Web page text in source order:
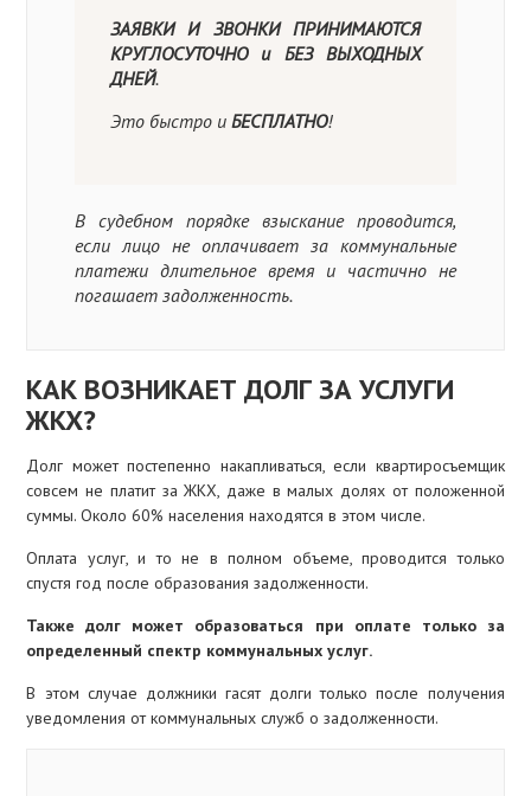
ЗАЯВКИ И ЗВОНКИ ПРИНИМАЮТСЯ
КРУГЛОСУТОЧНО и БЕЗ ВЫХОДНЫХ
ДНЕЙ.
Это быстро иБЕСПЛАТНО!
В судебном порядке взыскание проводится,
если лицо не оплачивает за коммунальные
платежи длительное время и частично не
погашает задолженность.
КАК ВОЗНИКАЕТ ДОЛГ ЗА УСЛУГИ
ЖКХ?
Долг может постепенно накапливаться, если квартиросъемщик
совсем не платит за ЖКХ, даже в малых долях от положенной
суммы. Около 60% населения находятся в этом числе.
Оплата услуг, и то не в полном объеме, проводится только
спустя год после образования задолженности.
Также долг может образоваться при оплате только за
определенный спектр коммунальных услуг.
В этом случае должники гасят долги только после получения
уведомления от коммунальных служб о задолженности.